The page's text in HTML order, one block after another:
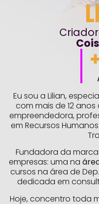
+
Eu sou a Lilian,
com mais de 12
empreendedora,
em Recursos
Fundadora da marca
empresas: uma na
cursos na área de
dedicada em
Hoje, concentro toda